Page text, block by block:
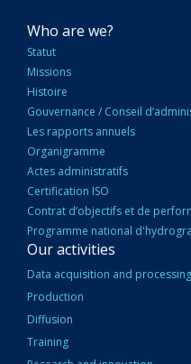
NAVIGATION
PRINCIPALE
Who are we?
Statut
Missions
Histoire
Gouvernance / Conseil
Les rapports annuels
Organigramme
Actes administratifs
Certification ISO
Contrat d’objectifs et de
Programme national
Our activities
Data acquisition and processing
Production
Diffusion
Training